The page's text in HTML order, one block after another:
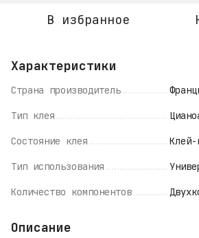
В избранное
Характеристики
Страна производитель
Тип клея
Состояние клея Клей-
Тип использования
Количество компонентов
Описание